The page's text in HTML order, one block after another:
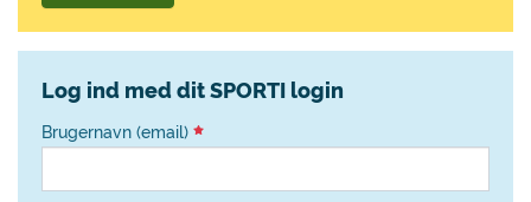
Log ind med dit SPORTI login
Brugernavn (email)